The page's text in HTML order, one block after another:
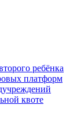
ребёнка
платформ
квоте